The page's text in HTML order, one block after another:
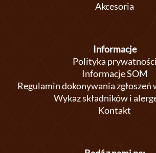
Akcesoria
Informacje
Polityka prywatności
Informacje SOM
Regulamin dokonywania
Wykaz składników i
Kontakt